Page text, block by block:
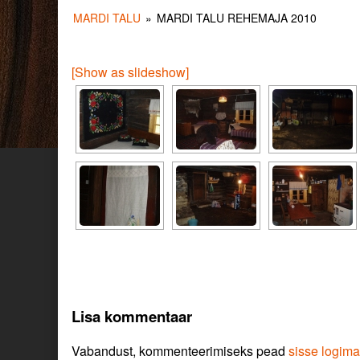
MARDI TALU » MARDI TALU REHEMAJA 2010
[Show as slideshow]
Lisa kommentaar
Vabandust, kommenteerimiseks pead sisse logima